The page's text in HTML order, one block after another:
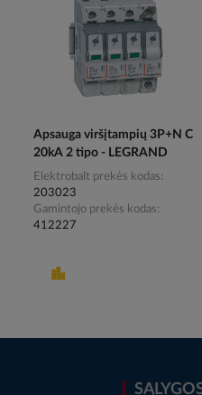
Apsauga viršįtampių 3P+N C
20kA 2 tipo - LEGRAND
Elektrobalt prekės kodas
203023
Gamintojo prekės kodas
412227